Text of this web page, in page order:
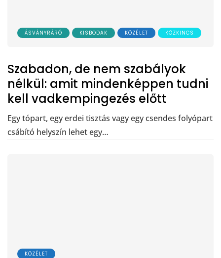
ÁSVÁNYRÁRÓ KISBODAK KÖZÉLET KÖZKINCS
Szabadon, de nem szabályok
nélkül: amit mindenképpen tudni
kell vadkempingezés előtt
Egy tópart, egy erdei tisztás vagy egy csendes folyópart
csábító helyszín lehet egy…
KÖZÉLET